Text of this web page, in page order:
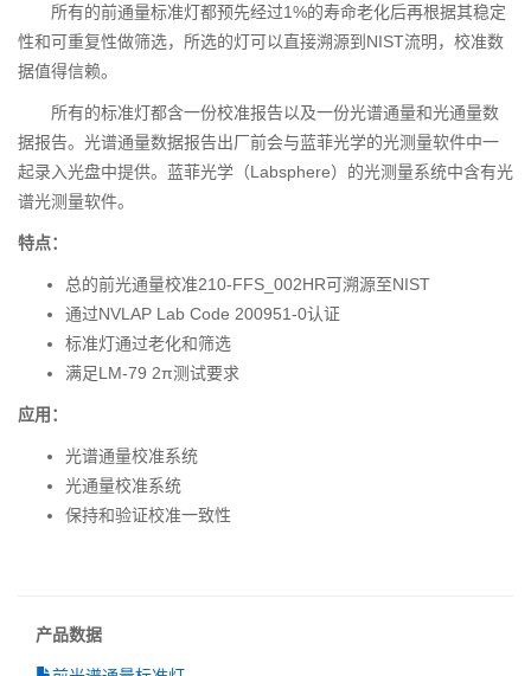
所有的前通量标准灯都预先经过1%的寿命老化后再根据其稳定
性和可重复性做筛选，所选的灯可以直接溯源到NIST流明，校准数
据值得信赖。
所有的标准灯都含一份校准报告以及一份光谱通量和光通量数
据报告。光谱通量数据报告出厂前会与蓝菲光学的光测量软件中一
起录入光盘中提供。蓝菲光学（Labsphere）的光测量系统中含有光
谱光测量软件。
特点：
总的前光通量校准210-FFS_002HR可溯源至NIST
通过NVLAP Lab Code 200951-0认证
标准灯通过老化和筛选
满足LM-79 2π测试要求
应用：
光谱通量校准系统
光通量校准系统
保持和验证校准一致性
产品数据